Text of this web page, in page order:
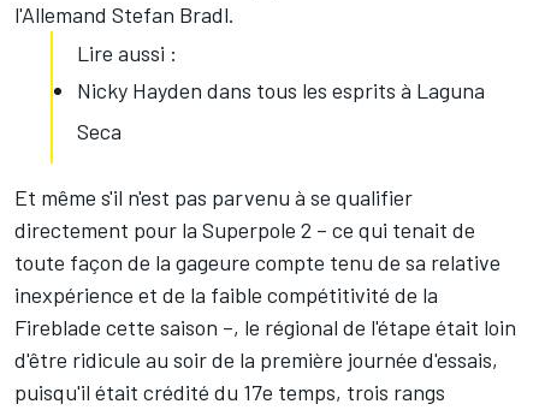
l'Allemand Stefan Bradl.
Lire aussi :
Nicky Hayden dans tous les esprits à Laguna
Seca
Et même s'il n'est pas parvenu à se qualifier
directement pour la Superpole 2 – ce qui tenait de
toute façon de la gageure compte tenu de sa relative
inexpérience et de la faible compétitivité de la
Fireblade cette saison –, le régional de l'étape était loin
d'être ridicule au soir de la première journée d'essais,
puisqu'il était crédité du 17e temps, trois rangs